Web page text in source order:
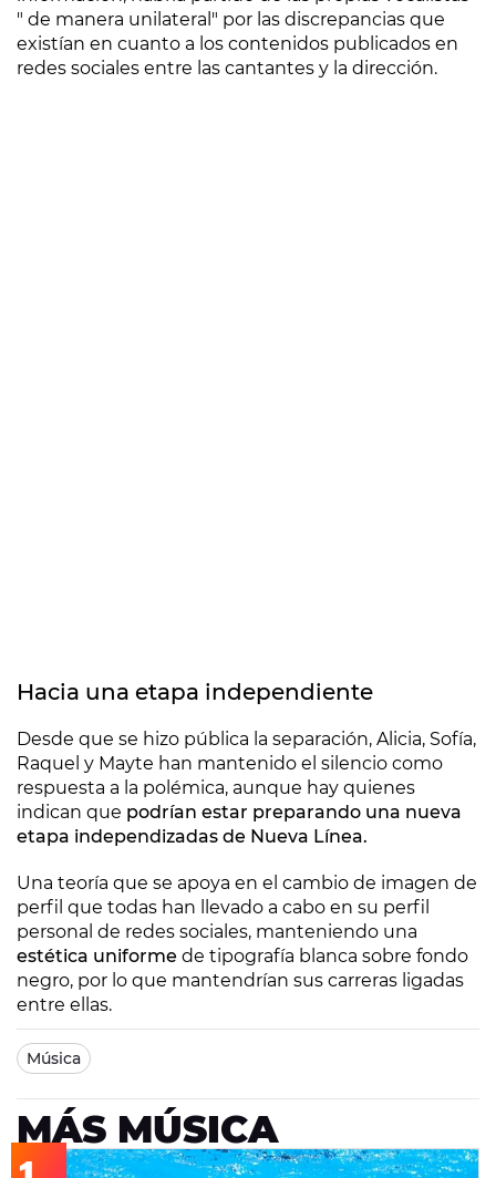
" de manera unilateral" por las discrepancias que
existían en cuanto a los contenidos publicados en
redes sociales entre las cantantes y la dirección.
Hacia una etapa independiente
Desde que se hizo pública la separación, Alicia, Sofía,
Raquel y Mayte han mantenido el silencio como
respuesta a la polémica, aunque hay quienes
indican que podrían estar preparando una nueva
etapa independizadas de Nueva Línea.
Una teoría que se apoya en el cambio de imagen de
perfil que todas han llevado a cabo en su perfil
personal de redes sociales, manteniendo una
estética uniforme de tipografía blanca sobre fondo
negro, por lo que mantendrían sus carreras ligadas
entre ellas.
Música
MÁS MÚSICA